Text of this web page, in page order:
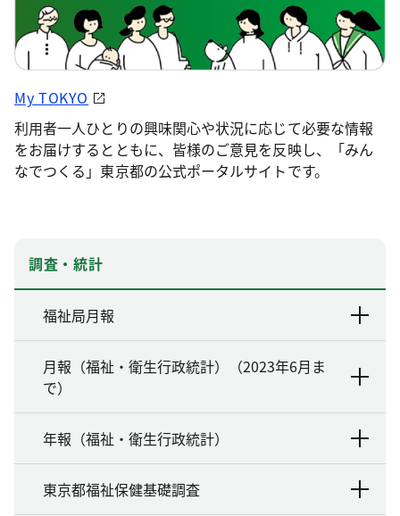
My TOKYO
利用者一人ひとりの興味関心や状況に応じて必要な情報
をお届けするとともに、皆様のご意見を反映し、「みん
なでつくる」東京都の公式ポータルサイトです。
調査・統計
福祉局月報
月報（福祉・衛生行政統計）（2023年6月ま
で）
年報（福祉・衛生行政統計）
東京都福祉保健基礎調査